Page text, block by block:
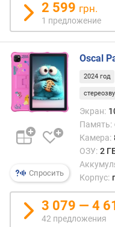
с
о
р
а
(
Г
Г
ц
)
т
и
О
З
У
с
2 599 грн.
1 предложение
Спросить
Oscal
2024 год
Экран:
Память:
Камера:
ОЗУ: 2
Корпус:
3 079 — 4
42 предложения